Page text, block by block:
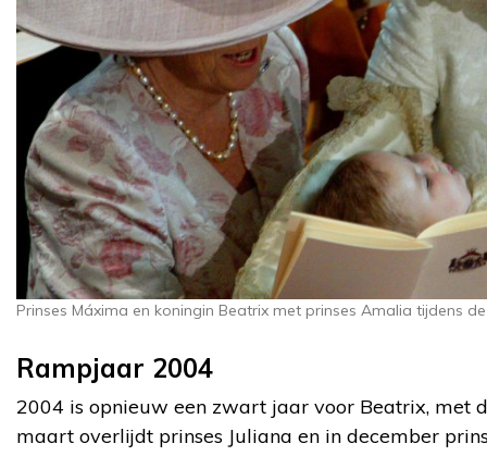
Prinses Máxima en koningin Beatrix met prinses Amalia tijdens
Rampjaar 2004
2004 is opnieuw een zwart jaar voor Beatrix, met
maart overlijdt prinses Juliana en in december